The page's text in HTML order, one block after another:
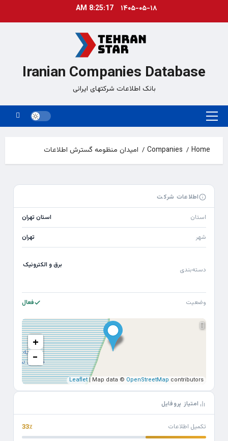
۱۴۰۵-۰۵-۱۸ 8:25:17 AM
Iranian Companies Database
بانک اطلاعات شرکتهای ایرانی
Primary
Home
Companies امیدان منظومه گسترش اطلاعات
اطلاعات شرکت
استان استان تهران
شهر تهران
دسته‌بندی
برق و الکترونیک
وضعیت فعال
+
−
Leaflet| Map data © OpenStreetMap contributors
امتیاز پروفایل
تکمیل اطلاعات 33٪